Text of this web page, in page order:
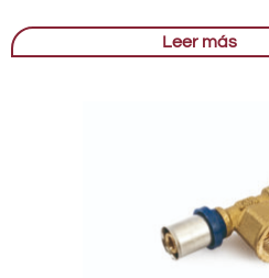
Leer más